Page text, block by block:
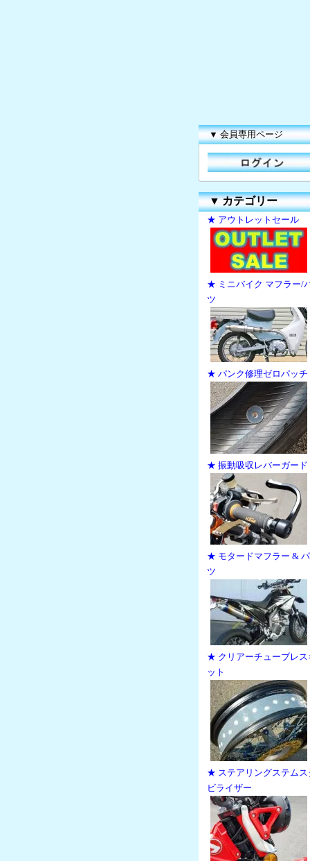
▼ 会員専用ページ
▼カテゴリー
★ アウトレットセール
★ ミニバイク マフラー/
ツ
★ パンク修理ゼロパッチ
★ 振動吸収レバーガード
★ モタードマフラー &
ツ
★ クリアーチューブレス
ット
★ ステアリングステムス
ビライザー